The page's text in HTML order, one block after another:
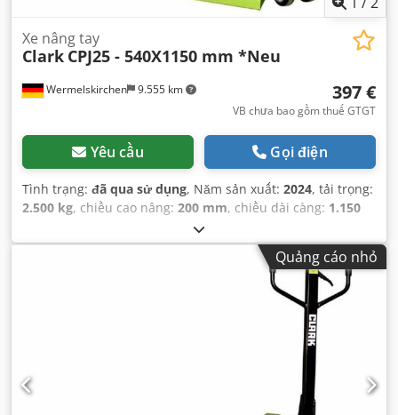
Wermelskirchen 9.555 km
Xe nâng tay
Clark CPJ25 - 540X1150 mm *Neu
397 €
VB chưa bao gồm thuế GTGT
Yêu cầu Gọi điện
Tình trạng: đã qua sử dụng, Năm sản xuất: 2024, tải trọng:
2.500 kg, chiều cao nâng: 200 mm, chiều dài càng: 1.150
Handbetrieb
Quảng cáo nhỏ